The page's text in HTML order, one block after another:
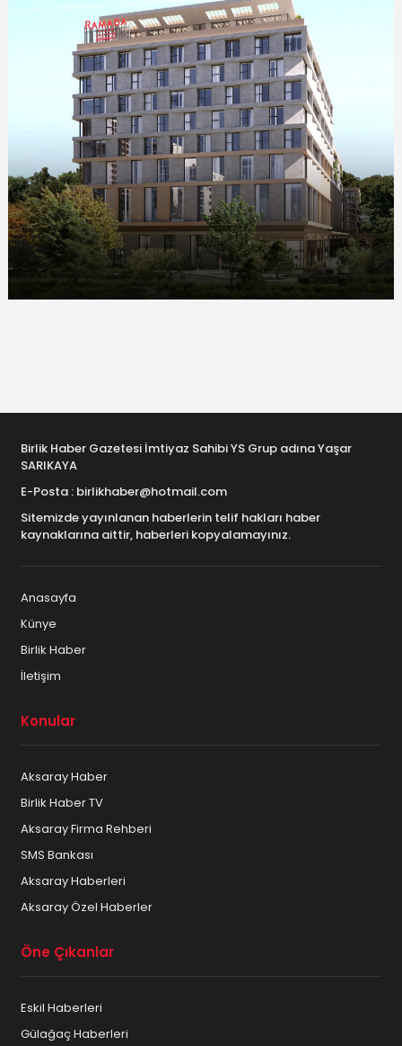
Birlik Haber Gazetesi İmtiyaz Sahibi YS Grup adına Yaşar
SARIKAYA
E-Posta : birlikhaber@hotmail.com
Sitemizde yayınlanan haberlerin telif hakları haber
kaynaklarına aittir, haberleri kopyalamayınız.
Anasayfa
Künye
Birlik Haber
İletişim
Konular
Aksaray Haber
Birlik Haber TV
Aksaray Firma Rehberi
SMS Bankası
Aksaray Haberleri
Aksaray Özel Haberler
Öne Çıkanlar
Eskil Haberleri
Gülağaç Haberleri